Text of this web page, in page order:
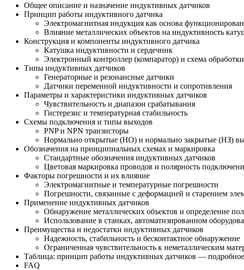
Общее описание и назначение индуктивных датчиков
Принцип работы индуктивного датчика
Электромагнитная индукция как основа
Влияние металлических объектов на индуктивность
Конструкция и компоненты индуктивного датчика
Катушка индуктивности и сердечник
Электронный контроллер (компаратор) и схема
Типы индуктивных датчиков
Генераторные и резонансные датчики
Датчики переменной индуктивности и сопротивления
Параметры и характеристики индуктивных датчиков
Чувствительность и диапазон срабатывания
Гистерезис и температурная стабильность
Схемы подключения и типы выходов
PNP и NPN транзисторы
Нормально открытые (НО) и нормально закрытые (НЗ)
Обозначения на принципиальных схемах и маркировка
Стандартные обозначения индуктивных датчиков
Цветовая маркировка проводов и полярность
Факторы погрешности и их влияние
Электромагнитные и температурные погрешности
Погрешности, связанные с деформацией и старением
Применение индуктивных датчиков
Обнаружение металлических объектов и определение
Использование в станках, автоматизированном
Преимущества и недостатки индуктивных датчиков
Надежность, стабильность и бесконтактное обнаружение
Ограниченная чувствительность к неметаллическим
Таблица: принцип работы индуктивных датчиков — подробное
FAQ